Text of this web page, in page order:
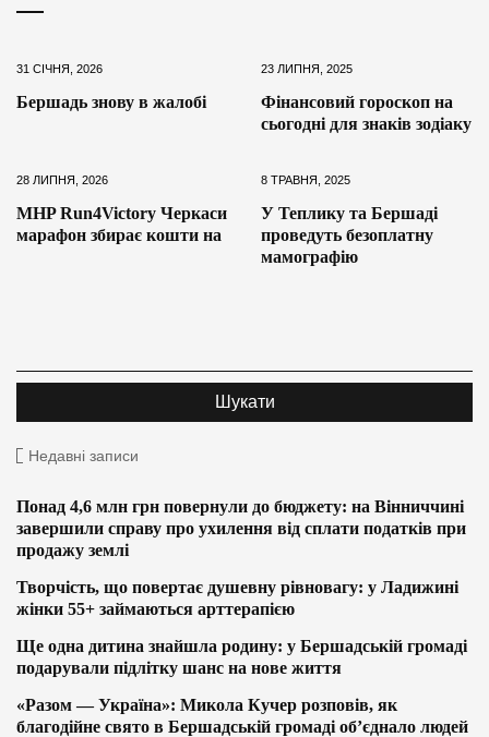
31 СІЧНЯ, 2026
Бершадь знову в жалобі
23 ЛИПНЯ, 2025
Фінансовий гороскоп на
сьогодні для знаків зодіаку
28 ЛИПНЯ, 2026
MHP Run4Victory Черкаси
марафон збирає кошти на
8 ТРАВНЯ, 2025
У Теплику та Бершаді
проведуть безоплатну
мамографію
Недавні записи
Понад 4,6 млн грн повернули до бюджету: на Вінниччині
завершили справу про ухилення від сплати податків при
продажу землі
Творчість, що повертає душевну рівновагу: у Ладижині
жінки 55+ займаються арттерапією
Ще одна дитина знайшла родину: у Бершадській громаді
подарували підлітку шанс на нове життя
«Разом — Україна»: Микола Кучер розповів, як
благодійне свято в Бершадській громаді об’єднало людей